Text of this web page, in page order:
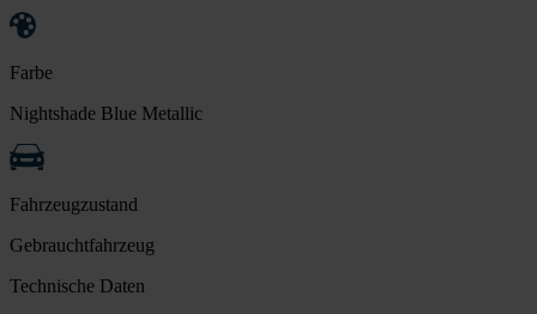
Farbe
Nightshade Blue Metallic
Fahrzeugzustand
Gebrauchtfahrzeug
Technische Daten